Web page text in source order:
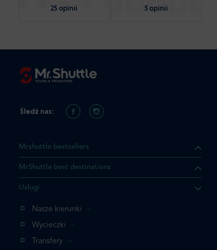
25 opinii 5 opinii
Mrshuttle bestsellers
MrShuttle best destinations
Usługi
Nasze kierunki
Wycieczki
Transfery
Śledź nas: